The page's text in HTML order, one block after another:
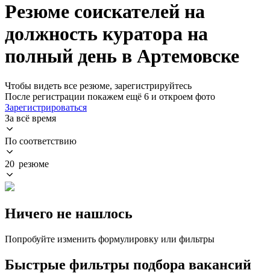
Резюме соискателей на
должность куратора на
полный день в Артемовске
Чтобы видеть все резюме, зарегистрируйтесь
После регистрации покажем ещё 6 и откроем фото
Зарегистрироваться
За всё время
По соответствию
20 резюме
Ничего не нашлось
Попробуйте изменить формулировку или фильтры
Быстрые фильтры подбора вакансий